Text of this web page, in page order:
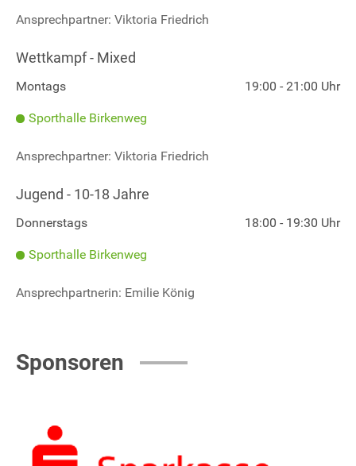
Ansprechpartner: Viktoria Friedrich
Wettkampf - Mixed
Montags 19:00 - 21:00 Uhr
Sporthalle Birkenweg
Ansprechpartner: Viktoria Friedrich
Jugend - 10-18 Jahre
Donnerstags 18:00 - 19:30 Uhr
Sporthalle Birkenweg
Ansprechpartnerin: Emilie König
Sponsoren